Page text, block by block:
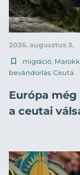
2026. augusztus 3.
migráció,
bevándorlás, Ceuta
Európa
a ceutai